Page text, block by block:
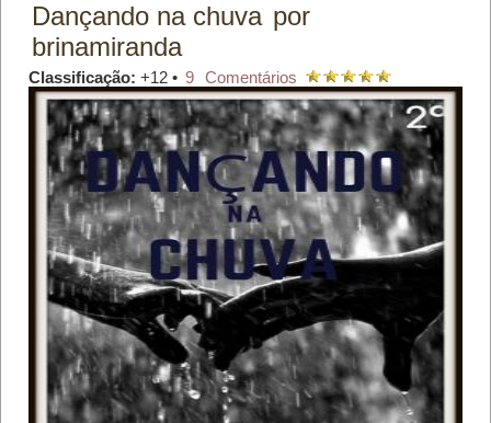
Dançando na chuva por
brinamiranda
Classificação: +12 • 9 Comentários